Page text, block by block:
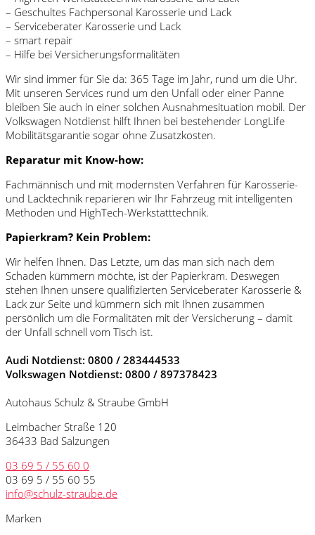
– Geschultes Fachpersonal Karosserie und Lack
– Serviceberater Karosserie und Lack
– smart repair
– Hilfe bei Versicherungsformalitäten
Wir sind immer für Sie da: 365 Tage im Jahr, rund um die Uhr.
Mit unseren Services rund um den Unfall oder einer Panne
bleiben Sie auch in einer solchen Ausnahmesituation mobil. Der
Volkswagen Notdienst hilft Ihnen bei bestehender LongLife
Mobilitätsgarantie sogar ohne Zusatzkosten.
Reparatur mit Know-how:
Fachmännisch und mit modernsten Verfahren für Karosserie-
und Lacktechnik reparieren wir Ihr Fahrzeug mit intelligenten
Methoden und HighTech-Werkstatttechnik.
Papierkram? Kein Problem:
Wir helfen Ihnen. Das Letzte, um das man sich nach dem
Schaden kümmern möchte, ist der Papierkram. Deswegen
stehen Ihnen unsere qualifizierten Serviceberater Karosserie &
Lack zur Seite und kümmern sich mit Ihnen zusammen
persönlich um die Formalitäten mit der Versicherung – damit
der Unfall schnell vom Tisch ist.
Audi Notdienst: 0800 / 283444533
Volkswagen Notdienst: 0800 / 897378423
Autohaus Schulz & Straube GmbH
Leimbacher Straße 120
36433 Bad Salzungen
03 69 5 / 55 60 0
03 69 5 / 55 60 55
info@schulz-straube.de
Marken